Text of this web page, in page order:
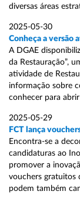
diversas áreas
2025-05-30
Conheça a versão
A DGAE
da Restauração”,
atividade de
informação sobre
conhecer para
2025-05-29
FCT lança
Encontra-se a
candidaturas ao
promover a
vouchers gratuitos
podem também